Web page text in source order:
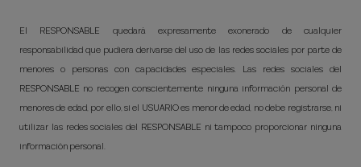
El RESPONSABLE quedará expresamente exonerado de cualquier
responsabilidad que pudiera derivarse del uso de las redes sociales por parte de
menores o personas con capacidades especiales. Las redes sociales del
RESPONSABLE no recogen conscientemente ninguna información personal de
menores de edad, por ello, si el USUARIO es menor de edad, no debe registrarse, ni
utilizar las redes sociales del RESPONSABLE ni tampoco proporcionar ninguna
información personal.